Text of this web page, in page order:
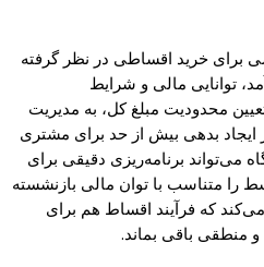
خرید اقساطی در نظر گرفته
توانایی مالی و شرایط
محدودیت مبلغ کل، به مدیریت
بدهی بیش از حد برای مشتری
می‌تواند برنامه‌ریزی دقیقی برای
را متناسب با توان مالی بازنشسته
که فرآیند اقساط هم برای
منطقی باقی بماند.